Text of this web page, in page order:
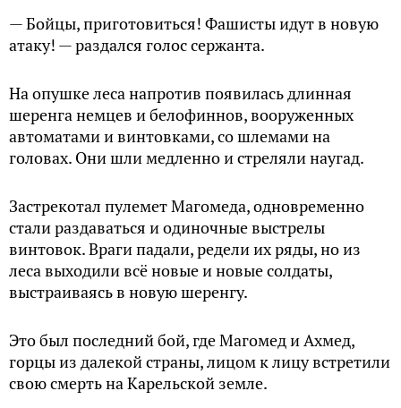
— Бойцы, приготовиться! Фашисты идут в новую
атаку! — раздался голос сержанта.
На опушке леса напротив появилась длинная
шеренга немцев и белофиннов, вооруженных
автоматами и винтовками, со шлемами на
головах. Они шли медленно и стреляли наугад.
Застрекотал пулемет Магомеда, одновременно
стали раздаваться и одиночные выстрелы
винтовок. Враги падали, редели их ряды, но из
леса выходили всё новые и новые солдаты,
выстраиваясь в новую шеренгу.
Это был последний бой, где Магомед и Ахмед,
горцы из далекой страны, лицом к лицу встретили
свою смерть на Карельской земле.